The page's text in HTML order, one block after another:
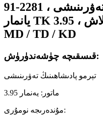
91-2281 ، تېرمو پادىشاھىنىڭ تەۋرىنىشى
يانمار TK 3.95 ، ئىسسىقلىق ساقلاش TS /
MD / TD / KD
قىسقىچە چۈشەندۈرۈش:
تېرمو پادىشاھىنىڭ تەۋرىنىشى
ماتور: يەنمار 3.95
مۇندەرىجە نومۇرى: